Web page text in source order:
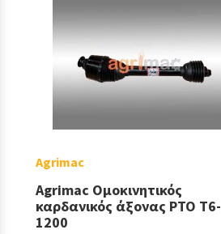
Agrimac
Agrimac Ομοκινητικός
καρδανικός άξονας PTO T6-
1200